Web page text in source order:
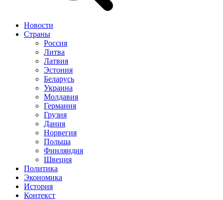
Новости
Страны
Россия
Литва
Латвия
Эстония
Беларусь
Украина
Молдавия
Германия
Грузия
Дания
Норвегия
Польша
Финляндия
Швеция
Политика
Экономика
История
Контекст